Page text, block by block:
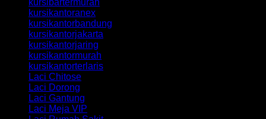
kursikantoranex
kursikantorbandung
kursikantorjakarta
kursikantorjaring
kursikantormurah
kursikantorterlaris
Laci Chitose
Laci Dorong
Laci Gantung
Laci Meja VIP